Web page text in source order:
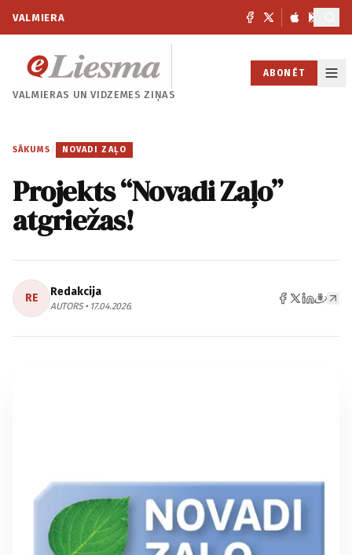
VALMIERA
VALMIERAS UNVIDZEMES ZIŅAS
ABONĒT
SĀKUMS / NOVADI ZAĻO
Projekts “Novadi Zaļo”
atgriežas!
RE Redakcija
AUTORS • 17.04.2026.